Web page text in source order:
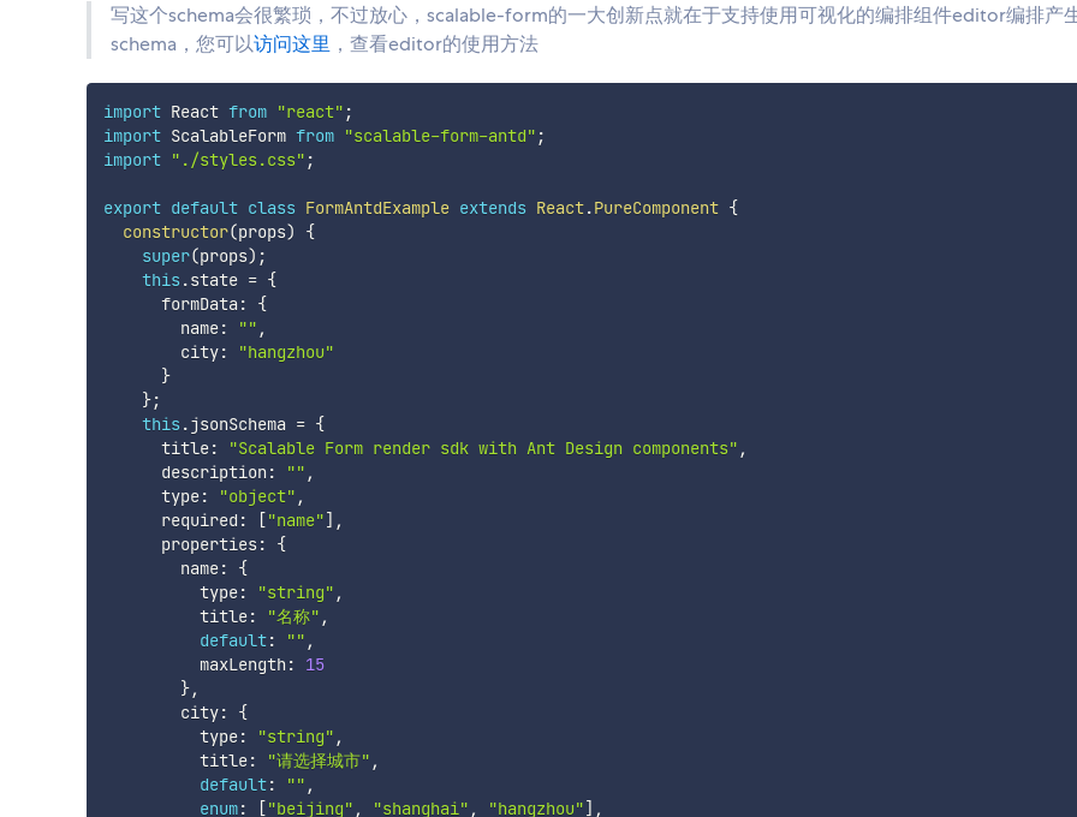
写这个schema会很繁琐，不过放心，scalable-form的一大创新点就在于支持使用可视化的编排组件editor编排产
schema，您可以访问这里 ，查看editor的使用方法
import React from "react" ;
import ScalableForm from "scalable-form-antd" ;
import "./styles.css" ;
export default class FormAntdExample extends React.PureComponent {
constructor(props)
{
super(props) ;
this .state = {
      formData
:
{
        name
: "" ,
        city
:
"hangzhou"
}
};
this .jsonSchema = {
      title
: "Scalable Form render sdk with Ant Design components" ,
      description
: "" ,
      type
: "object" ,
      required
: ["name"] ,
      properties
:
{
        name
:
{
          type
: "string" ,
          title
: "名称" ,
default: "" ,
          maxLength
:
15
},
        city
:
{
          type
: "string" ,
          title
: "请选择城市" ,
default: "" ,
enum: ["beijing" , "shanghai" , "hangzhou"] ,